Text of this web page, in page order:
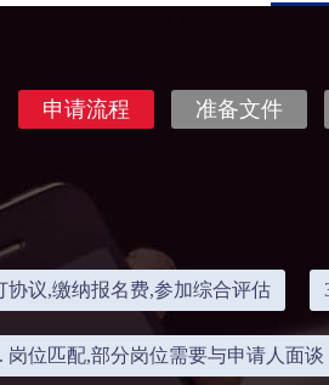
申请流程 准备文件
协议,缴纳报名费,参加综合评估
岗位匹配,部分岗位需要与申请人面谈